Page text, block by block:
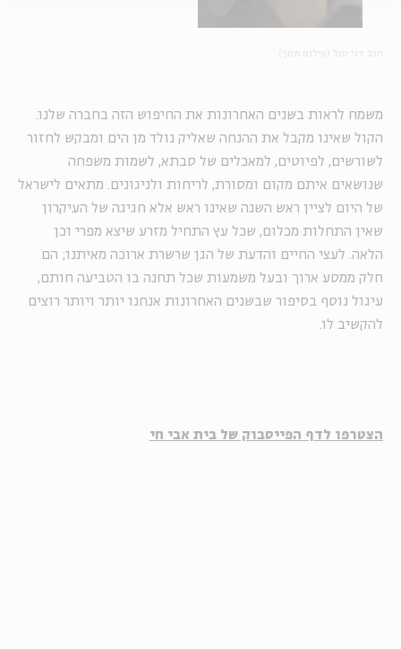
משמח לראות בשנים האחרונות את החיפוש הזה בחברה שלנו.
הקול שאינו מקבל את ההנחה שאליק נולד מן הים ומבקש לחזור
לשורשים, לפיוטים, למאכלים של סבתא, לשמות משפחה
שנושאים איתם מקום ומסורת, לריחות ולניגונים. מתאים לישראל
של היום לציין ראש השנה שאינו ראש אלא חגיגה של העיקרון
שאין התחלות מכלום, שכל עץ התחיל מזרע שיצא מפרי וכן
הלאה. לעצי החיים והדעת של הגן שרשרת ארוכה מאיתנו; הם
חלק ממסע ארוך ובעל משמעות שכל תחנה בו הטביעה חותם,
עיגול נוסף בסיפור שבשנים האחרונות אנחנו יותר ויותר רוצים
להקשיב לו.
הצטרפו לדף הפייסבוק של בית אבי חי